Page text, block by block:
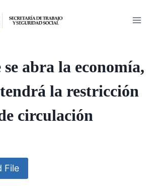
abra la economía,
la restricción
circulación
File